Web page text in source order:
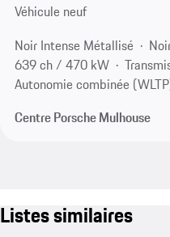
Véhicule neuf
Noir Intense Métallisé
639 ch / 470 kW
Autonomie combinée
Centre Porsche Mulhouse
Listes similaires